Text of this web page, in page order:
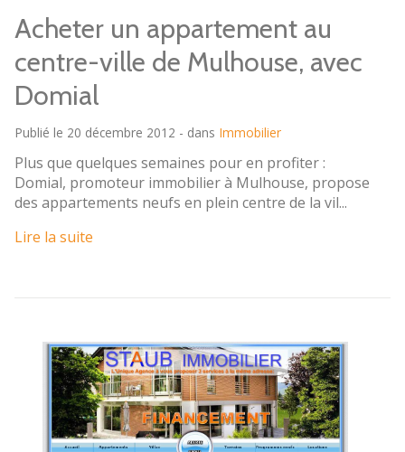
Acheter un appartement au
centre-ville de Mulhouse, avec
Domial
Publié le 20 décembre 2012 - dans Immobilier
Plus que quelques semaines pour en profiter :
Domial, promoteur immobilier à Mulhouse, propose
des appartements neufs en plein centre de la vil...
Lire la suite